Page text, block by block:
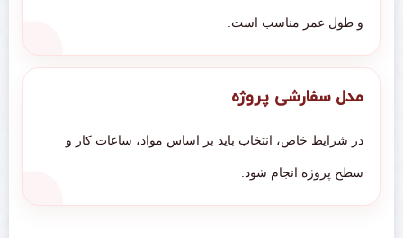
و طول عمر مناسب است.
مدل سفارشی پروژه
در شرایط خاص، انتخاب باید بر اساس مواد، ساعات کار و
سطح پروژه انجام شود.